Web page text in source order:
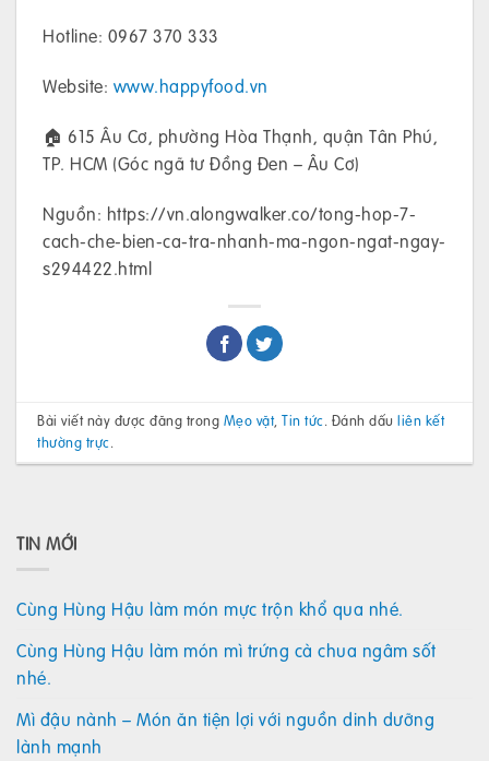
Hotline: 0967 370 333
Website: www.happyfood.vn
🏠 615 Âu Cơ, phường Hòa Thạnh, quận Tân Phú,
TP. HCM (Góc ngã tư Đồng Đen – Âu Cơ)
Nguồn: https://vn.alongwalker.co/tong-hop-7-
cach-che-bien-ca-tra-nhanh-ma-ngon-ngat-ngay-
s294422.html
Bài viết này được đăng trong Mẹo vặt,Tin tức. Đánh dấuliên kết
thường trực.
TIN MỚI
Cùng Hùng Hậu làm món mực trộn khổ qua nhé.
Cùng Hùng Hậu làm món mì trứng cà chua ngâm sốt
nhé.
Mì đậu nành – Món ăn tiện lợi với nguồn dinh dưỡng
lành mạnh